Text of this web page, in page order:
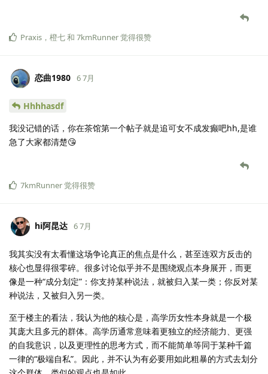
Praxis ， 橙七和 7kmRunner觉得很赞
恋曲1980 6 7月
Hhhhasdf
我没记错的话，你在茶馆第一个帖子就是追可女不成发癫吧hh,是谁
急了大家都清楚😘
7kmRunner觉得很赞
hi阿昆达 6 7月
我其实没有太看懂这场争论真正的焦点是什么，甚至连双方反击的
核心也显得很零碎。很多讨论似乎并不是围绕观点本身展开，而更
像是一种“成分划定”：你支持某种说法，就被归入某一类；你反对某
种说法，又被归入另一类。
至于楼主的看法，我认为他的核心是，高学历女性本身就是一个极
其庞大且多元的群体。高学历通常意味着更独立的经济能力、更强
的自我意识，以及更理性的思考方式，而不能简单等同于某种千篇
一律的“极端自私”。因此，并不认为有必要用如此粗暴的方式去划分